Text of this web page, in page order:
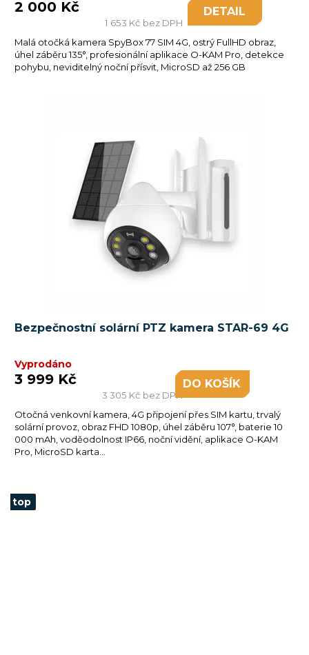
1 653 Kč bez DPH
2 000 Kč DETAIL
Malá otočká kamera SpyBox 77 SIM 4G, ostrý FullHD obraz,
úhel záběru 135°, profesionální aplikace O-KAM Pro, detekce
pohybu, neviditelný noční přísvit, MicroSD až 256 GB
Bezpečnostní solární PTZ kamera STAR-69 4G
Vyprodáno
3 305 Kč bez DPH
3 999 Kč DO KOŠÍKU
Otočná venkovní kamera, 4G připojení přes SIM kartu, trvalý
solární provoz, obraz FHD 1080p, úhel záběru 107°, baterie 10
000 mAh, voděodolnost IP66, noční vidění, aplikace O-KAM
Pro, MicroSD karta...
top